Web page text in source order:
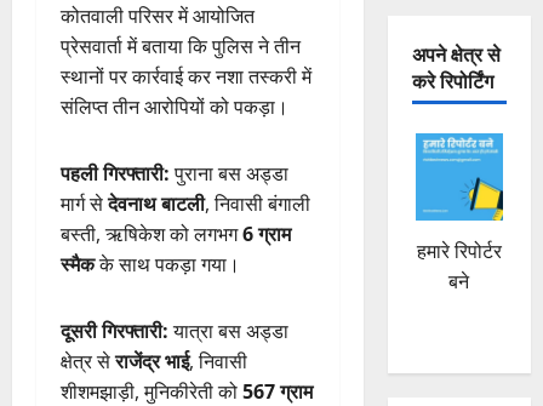
कोतवाली परिसर में आयोजित
प्रेसवार्ता में बताया कि पुलिस ने तीन
स्थानों पर कार्रवाई कर नशा तस्करी में
संलिप्त तीन आरोपियों को पकड़ा।
पहली गिरफ्तारी:पुराना बस अड्डा
मार्ग सेदेवनाथ बाटली, निवासी बंगाली
बस्ती, ऋषिकेश को लगभग6 ग्राम
स्मैकके साथ पकड़ा गया।
दूसरी गिरफ्तारी:यात्रा बस अड्डा
क्षेत्र सेराजेंद्र भाई, निवासी
शीशमझाड़ी, मुनिकीरेती को567 ग्राम
अपने क्षेत्र से
करे रिपोर्टिंग
हमारे रिपोर्टर
बने